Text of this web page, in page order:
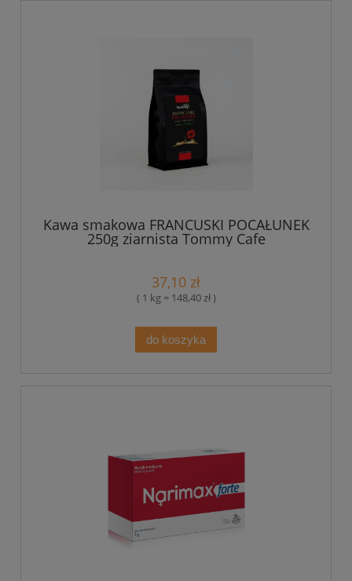
Kawa smakowa FRANCUSKI POCAŁUNEK
250g ziarnista Tommy Cafe
37,10 zł
( 1 kg = 148,40 zł )
do koszyka